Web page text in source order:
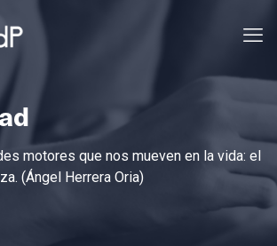
motores que nos mueven en la vida: el
(Ángel Herrera Oria)